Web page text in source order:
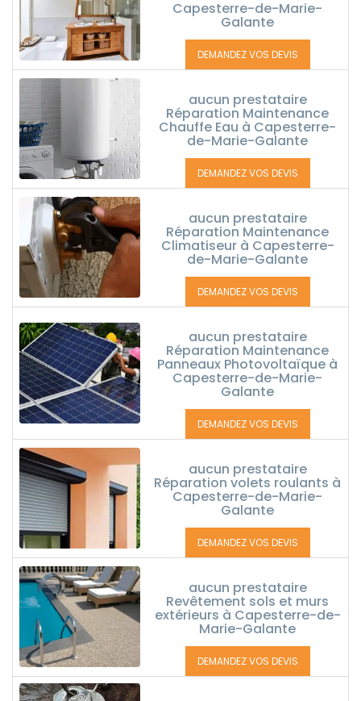
Capesterre-de-Marie-
Galante
DEMANDEZ VOS DEVIS
aucun prestataire
Réparation Maintenance
Chauffe Eau à Capesterre-
de-Marie-Galante
DEMANDEZ VOS DEVIS
aucun prestataire
Réparation Maintenance
Climatiseur à Capesterre-
de-Marie-Galante
DEMANDEZ VOS DEVIS
aucun prestataire
Réparation Maintenance
Panneaux Photovoltaïque à
Capesterre-de-Marie-
Galante
DEMANDEZ VOS DEVIS
aucun prestataire
Réparation volets roulants à
Capesterre-de-Marie-
Galante
DEMANDEZ VOS DEVIS
aucun prestataire
Revêtement sols et murs
extérieurs à Capesterre-de-
Marie-Galante
DEMANDEZ VOS DEVIS